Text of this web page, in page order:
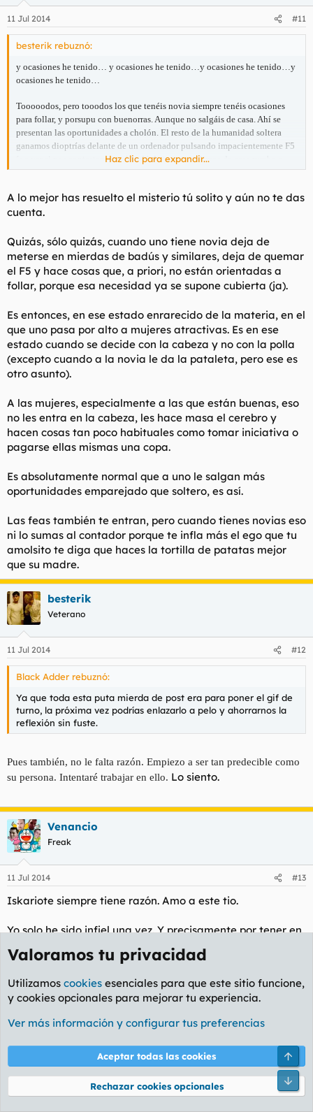
11 Jul 2014 #11
besterik rebuznó:
y ocasiones he tenido… y ocasiones he tenido…y ocasiones he tenido…y
ocasiones he tenido…
Tooooodos, pero tooodos los que tenéis novia siempre tenéis ocasiones
para follar, y porsupu con buenorras. Aunque no salgáis de casa. Ahí se
presentan las oportunidades a cholón. El resto de la humanidad soltera
ganamos dioptrías delante de un ordenador pulsando impacientemente F5
´s a ver si nos contestan por el badú de turno o salimos de casa rumbo a
bares a dejarnos la dignidad para conocer a la rellenita de turno. Pero a
vuestra polla. Qué suerte!!
Y ya no hablemos de los emparejados que llevan desde los 14 años con la
misma novia, que a la que sale el tema de ligar son los primeros en contar
sus centenares de experiencias sexuales, aunque no encajen en el espacio y
en el tiempo con el estado de noviazgo. Todo con tal de que no se les
tache de que, una vez, una, les toco la cola y a la mañana siguiente estaba
Spoiler
Haz clic para expandir...
A lo mejor has resuelto el misterio tú solito y aún no te das
cuenta.
Quizás, sólo quizás, cuando uno tiene novia deja de
meterse en mierdas de badús y similares, deja de quemar
el F5 y hace cosas que, a priori, no están orientadas a
follar, porque esa necesidad ya se supone cubierta (ja).
Es entonces, en ese estado enrarecido de la materia, en el
que uno pasa por alto a mujeres atractivas. Es en ese
estado cuando se decide con la cabeza y no con la polla
(excepto cuando a la novia le da la pataleta, pero ese es
otro asunto).
A las mujeres, especialmente a las que están buenas, eso
no les entra en la cabeza, les hace masa el cerebro y
hacen cosas tan poco habituales como tomar iniciativa o
pagarse ellas mismas una copa.
Es absolutamente normal que a uno le salgan más
oportunidades emparejado que soltero, es así.
Las feas también te entran, pero cuando tienes novias eso
ni lo sumas al contador porque te infla más el ego que tu
amolsito te diga que haces la tortilla de patatas mejor
que su madre.
besterik
Veterano
11 Jul 2014 #12
Black Adder rebuznó:
Ya que toda esta puta mierda de post era para poner el gif de
turno, la próxima vez podrías enlazarlo a pelo y ahorrarnos la
reflexión sin fuste.
Pues también, no le falta razón. Empiezo a ser tan predecible como
su persona. Intentaré trabajar en ello. Lo siento.
Venancio
Freak
11 Jul 2014 #13
Iskariote siempre tiene razón. Amo a este tio.
Yo solo he sido infiel una vez. Y precisamente por tener en
casa a una buena chica, km. 0, que me quiere, me cuida,
buena madre, inteligente, con dos buenas peras y
mas km´s de pene para probar, para cerdear, para
experimentar lo que me podía ofrecer una furcia random.
Pero las zorras son ellas. Anda que no somos gilipollas
cuando nos ponemos nosotros también.
Candela
Freak
Valoramos tu privacidad
Utilizamos cookies esenciales para que este sitio funcione,
y cookies opcionales para mejorar tu experiencia.
Ver más información y configurar tus preferencias
Aceptar todas las cookies
Rechazar cookies opcionales
Pie